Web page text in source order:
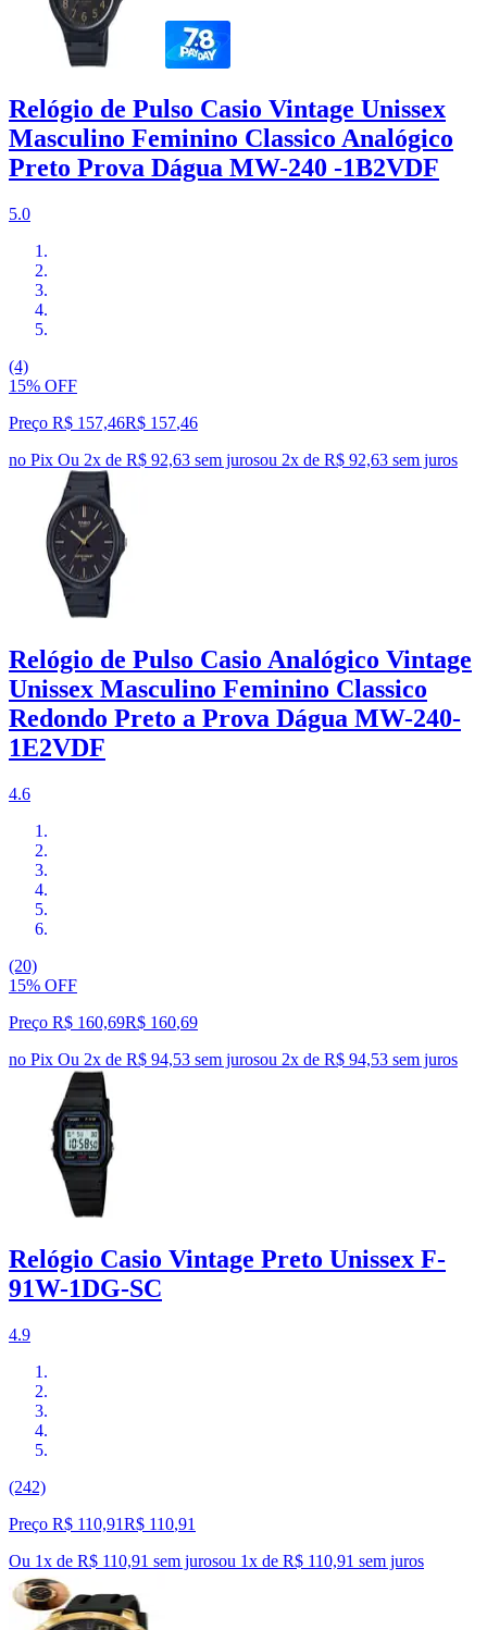
Relógio de Pulso Casio Vintage Unissex
Masculino Feminino Classico Analógico
Preto Prova Dágua MW-240 -1B2VDF
5.0
(4)
15% OFF
Preço R$ 157,46R$ 157,46
no Pix Ou 2x de R$ 92,63 sem jurosou 2x de R$ 92,63 sem juros
Relógio de Pulso Casio Analógico Vintage
Unissex Masculino Feminino Classico
Redondo Preto a Prova Dágua MW-240-
1E2VDF
4.6
(20)
15% OFF
Preço R$ 160,69R$ 160,69
no Pix Ou 2x de R$ 94,53 sem jurosou 2x de R$ 94,53 sem juros
Relógio Casio Vintage Preto Unissex F-
91W-1DG-SC
4.9
(242)
Preço R$ 110,91R$ 110,91
Ou 1x de R$ 110,91 sem jurosou 1x de R$ 110,91 sem juros